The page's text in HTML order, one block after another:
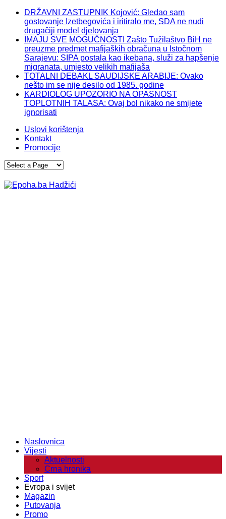
DRŽAVNI ZASTUPNIK Kojović: Gledao sam
gostovanje Izetbegovića i iritiralo me, SDA ne nudi
drugačiji model djelovanja
IMAJU SVE MOGUĆNOSTI Zašto Tužilaštvo BiH ne
preuzme predmet mafijaških obračuna u Istočnom
Sarajevu: SIPA postala kao ikebana, služi za hapšenje
migranata, umjesto velikih mafijaša
TOTALNI DEBAKL SAUDIJSKE ARABIJE: Ovako
nešto im se nije desilo od 1985. godine
KARDIOLOG UPOZORIO NA OPASNOST
TOPLOTNIH TALASA: Ovaj bol nikako ne smijete
ignorisati
Uslovi korištenja
Kontakt
Promocije
Naslovnica
Vijesti
Aktuelnosti
Crna hronika
Sport
Evropa i svijet
Magazin
Putovanja
Promo